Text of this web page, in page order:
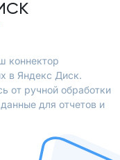
коннектор
в Яндекс Диск.
от ручной обработки
для отчетов и